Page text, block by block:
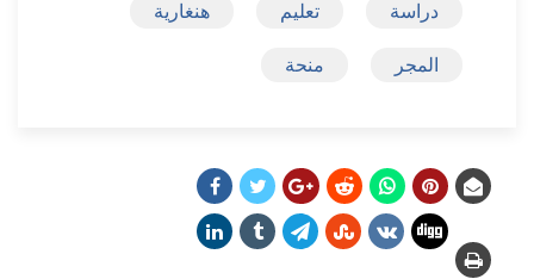
دراسة تعليم هنغارية
المجر منحة